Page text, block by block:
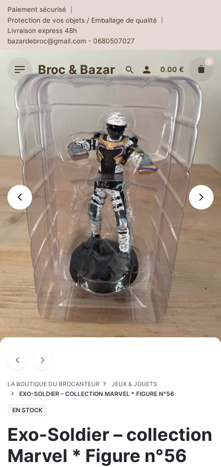
Skip
content
Paiement sécurisé
Protection de vos objets / Emballage de qualité
Livraison express 48h
bazardebroc@gmail.com - 0680507027
Broc & Bazar 0.00 €
0
LA BOUTIQUE DU BROCANTEUR
JEUX & JOUETS
EXO-SOLDIER – COLLECTION MARVEL * FIGURE N°56
EN STOCK
Exo-Soldier – collection
Marvel * Figure n°56